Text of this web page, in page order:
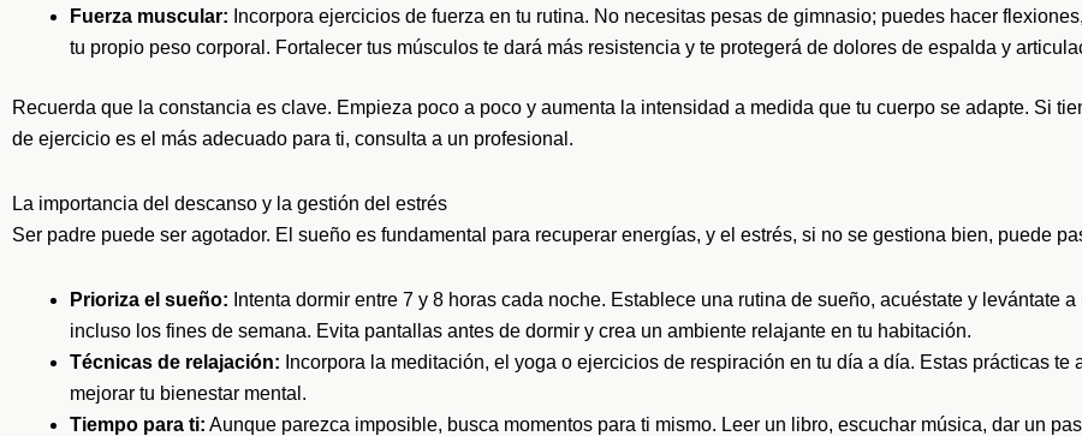
Fuerza muscular: Incorpora ejercicios de fuerza en tu rutina. No necesitas pesas de gimnasio; puedes hacer
tu propio peso corporal. Fortalecer tus músculos te dará más resistencia y te protegerá de dolores de espalda y
Recuerda que la constancia es clave. Empieza poco a poco y aumenta la intensidad a medida que tu cuerpo se adapte. Si
de ejercicio es el más adecuado para ti, consulta a un profesional.
La importancia del descanso y la gestión del estrés
Ser padre puede ser agotador. El sueño es fundamental para recuperar energías, y el estrés, si no se gestiona bien, puede
Prioriza el sueño: Intenta dormir entre 7 y 8 horas cada noche. Establece una rutina de sueño, acuéstate y levántate
incluso los fines de semana. Evita pantallas antes de dormir y crea un ambiente relajante en tu habitación.
Técnicas de relajación: Incorpora la meditación, el yoga o ejercicios de respiración en tu día a día. Estas prácticas te
mejorar tu bienestar mental.
Tiempo para ti: Aunque parezca imposible, busca momentos para ti mismo. Leer un libro, escuchar música, dar un